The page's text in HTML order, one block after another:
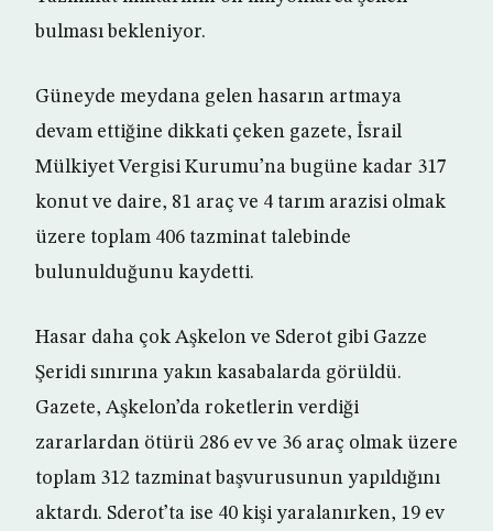
bulması bekleniyor.
Güneyde meydana gelen hasarın artmaya
devam ettiğine dikkati çeken gazete, İsrail
Mülkiyet Vergisi Kurumu’na bugüne kadar 317
konut ve daire, 81 araç ve 4 tarım arazisi olmak
üzere toplam 406 tazminat talebinde
bulunulduğunu kaydetti.
Hasar daha çok Aşkelon ve Sderot gibi Gazze
Şeridi sınırına yakın kasabalarda görüldü.
Gazete, Aşkelon’da roketlerin verdiği
zararlardan ötürü 286 ev ve 36 araç olmak üzere
toplam 312 tazminat başvurusunun yapıldığını
aktardı. Sderot’ta ise 40 kişi yaralanırken, 19 ev